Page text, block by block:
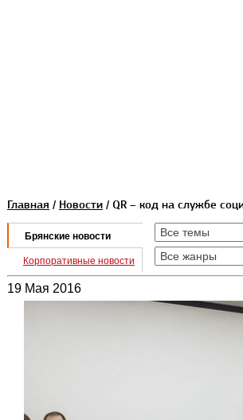
Главная / Новости/ QR – код на службе
Брянские новости
Корпоративные новости
19 Мая 2016